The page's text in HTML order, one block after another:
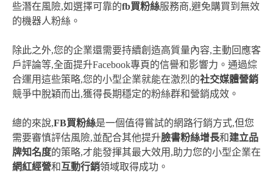
些潛在風險,如選擇可靠的fb買粉絲服務商,避免購買到無效
的機器人粉絲。
除此之外,您的企業還需要持續創造高質量內容,主動回應客
戶評論等,全面提升Facebook專頁的信譽和影響力。通過綜
合運用這些策略,您的小型企業就能在激烈的社交媒體營銷
競爭中脫穎而出,獲得長期穩定的粉絲群和營銷成效。
總的來說,FB買粉絲是一個值得嘗試的網路行銷方式,但您
需要審慎評估風險,並配合其他提升臉書粉絲增長和建立品
牌知名度的策略,才能發揮其最大效用,助力您的小型企業在
網紅經營和 互動行銷領域取得成功。